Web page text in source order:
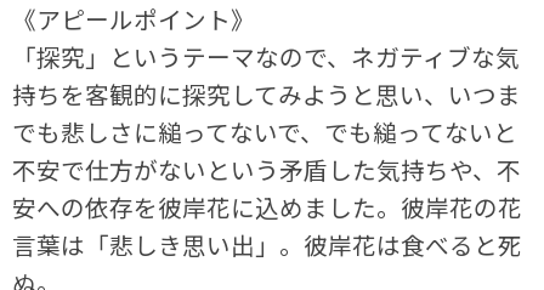
《アピールポイント》
「探究」というテーマなので、ネガティブな気
持ちを客観的に探究してみようと思い、いつま
でも悲しさに縋ってないで、でも縋ってないと
不安で仕方がないという矛盾した気持ちや、不
安への依存を彼岸花に込めました。彼岸花の花
言葉は「悲しき思い出」。彼岸花は食べると死
ぬ。